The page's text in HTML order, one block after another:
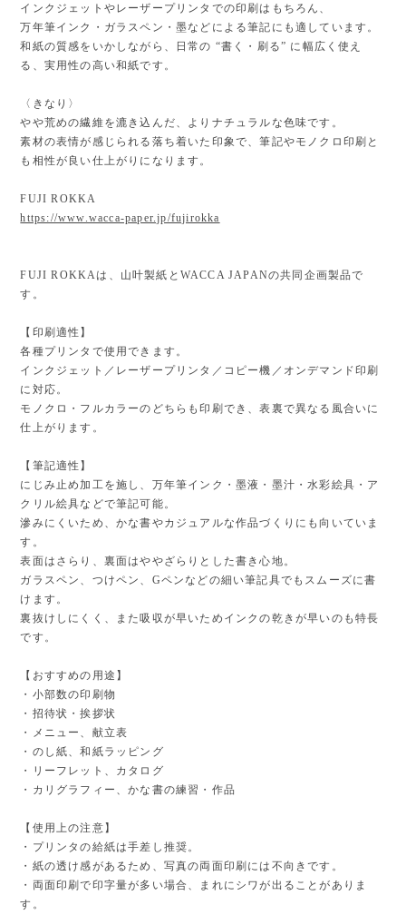
インクジェットやレーザープリンタでの印刷はもちろん、
万年筆インク・ガラスペン・墨などによる筆記にも適しています。
和紙の質感をいかしながら、日常の “書く・刷る” に幅広く使え
る、実用性の高い和紙です。
〈きなり〉
やや荒めの繊維を漉き込んだ、よりナチュラルな色味です。
素材の表情が感じられる落ち着いた印象で、筆記やモノクロ印刷と
も相性が良い仕上がりになります。
FUJI ROKKA
https://www.wacca-paper.jp/fujirokka
FUJI ROKKAは、山叶製紙とWACCA JAPANの共同企画製品で
す。
【印刷適性】
各種プリンタで使用できます。
インクジェット／レーザープリンタ／コピー機／オンデマンド印刷
に対応。
モノクロ・フルカラーのどちらも印刷でき、表裏で異なる風合いに
仕上がります。
【筆記適性】
にじみ止め加工を施し、万年筆インク・墨液・墨汁・水彩絵具・ア
クリル絵具などで筆記可能。
滲みにくいため、かな書やカジュアルな作品づくりにも向いていま
す。
表面はさらり、裏面はややざらりとした書き心地。
ガラスペン、つけペン、Gペンなどの細い筆記具でもスムーズに書
けます。
裏抜けしにくく、また吸収が早いためインクの乾きが早いのも特長
です。
【おすすめの用途】
・小部数の印刷物
・招待状・挨拶状
・メニュー、献立表
・のし紙、和紙ラッピング
・リーフレット、カタログ
・カリグラフィー、かな書の練習・作品
【使用上の注意】
・プリンタの給紙は手差し推奨。
・紙の透け感があるため、写真の両面印刷には不向きです。
・両面印刷で印字量が多い場合、まれにシワが出ることがありま
す。